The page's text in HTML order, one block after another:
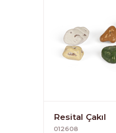
Resital Çakıl
012608